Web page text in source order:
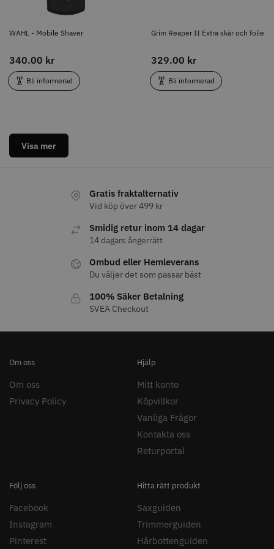
WAHL - Mobile Shaver
340.00 kr
Bli informerad
Grim Reaper II Extra skär och folie
329.00 kr
Bli informerad
Visa mer
Gratis fraktalternativ
Vid köp över 499 kr
Smidig retur inom 14 dagar
14 dagars ångerrätt
Ombud eller Hemleverans
Du väljer det som passar bäst
100% Säker Betalning
SVEA Checkout
Om oss
Om oss
Privacy Policy
Hjälp
Mitt konto
Köpvillkor
Vanliga Frågor
Kontakta oss
Returportal
Följ oss
Facebook
Instagram
Pinterest
Hitta rätt produkt
Saxguiden
Trimmerguiden
Hårbottenguiden